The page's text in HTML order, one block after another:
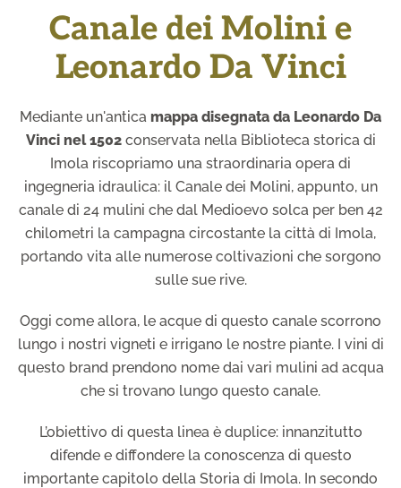
Canale dei Molini e
Leonardo Da Vinci
Mediante un'antica mappa disegnata da Leonardo Da
Vinci nel 1502conservata nella Biblioteca storica di
Imola riscopriamo una straordinaria opera di
ingegneria idraulica: il Canale dei Molini, appunto, un
canale di 24 mulini che dal Medioevo solca per ben 42
chilometri la campagna circostante la città di Imola,
portando vita alle numerose coltivazioni che sorgono
sulle sue rive.
Oggi come allora, le acque di questo canale scorrono
lungo i nostri vigneti e irrigano le nostre piante. I vini di
questo brand prendono nome dai vari mulini ad acqua
che si trovano lungo questo canale.
L’obiettivo di questa linea è duplice: innanzitutto
difende e diffondere la conoscenza di questo
importante capitolo della Storia di Imola. In secondo